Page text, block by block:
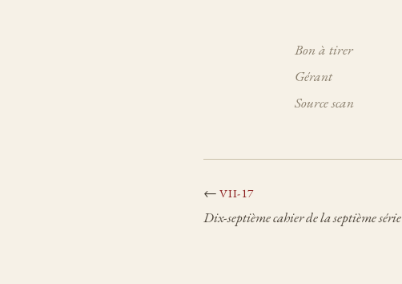
Bon à tirer
Gérant
Source scan
← VII-17
Dix-septième cahier de la septième série